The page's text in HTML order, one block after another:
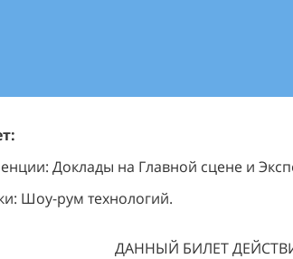
Доклады на Главной сцене и
Шоу-рум технологий.
ДАННЫЙ БИЛЕТ